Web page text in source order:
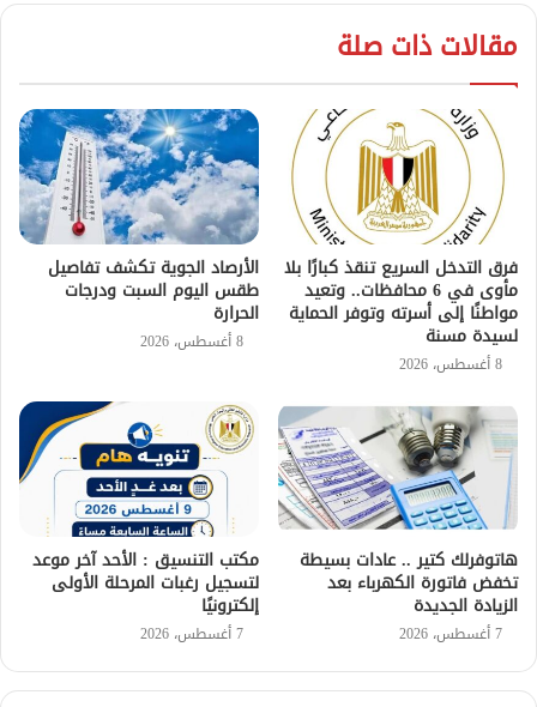
مقالات ذات صلة
فرق التدخل السريع تنقذ كبارًا بلا
مأوى في 6 محافظات.. وتعيد
مواطنًا إلى أسرته وتوفر الحماية
لسيدة مسنة
8 أغسطس، 2026
الأرصاد الجوية تكشف تفاصيل
طقس اليوم السبت ودرجات
الحرارة
8 أغسطس، 2026
هاتوفرلك كتير .. عادات بسيطة
تخفض فاتورة الكهرباء بعد
الزيادة الجديدة
7 أغسطس، 2026
مكتب التنسيق : الأحد آخر موعد
لتسجيل رغبات المرحلة الأولى
إلكترونيًا
7 أغسطس، 2026